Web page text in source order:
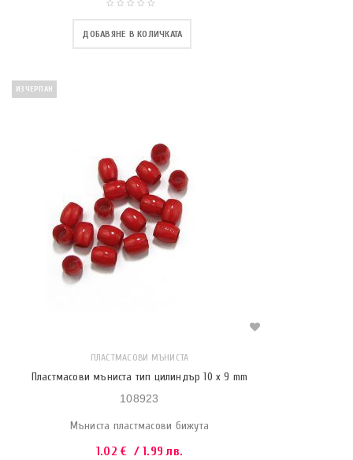
ДОБАВЯНЕ В КОЛИЧКАТА
ИЗЧЕРПАН
ПЛАСТМАСОВИ МЪНИСТА
Пластмасови мъниста тип цилиндър 10 x 9 mm
108923
Мъниста пластмасови бижута
1.02€ / 1.99 лв.